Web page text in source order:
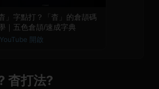
杳」字點打？「杳」的倉頡碼
｜五色倉頡/速成字典
開啟
杳打法?